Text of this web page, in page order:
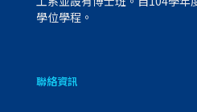
學位學程。
聯絡資訊